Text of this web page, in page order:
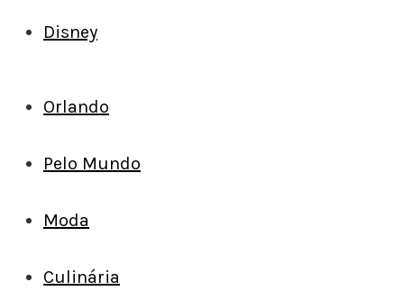
Disney
Orlando
Pelo Mundo
Moda
Culinária